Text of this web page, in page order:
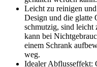
Leicht zu reinigen
Design und die glatte
schmutzig, sind leicht
kann bei
einem Schrank
weg.
Idealer Abflusseffekt: